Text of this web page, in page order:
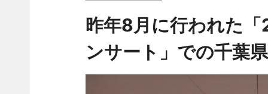
昨年8月に行われた
ンサート」での千葉